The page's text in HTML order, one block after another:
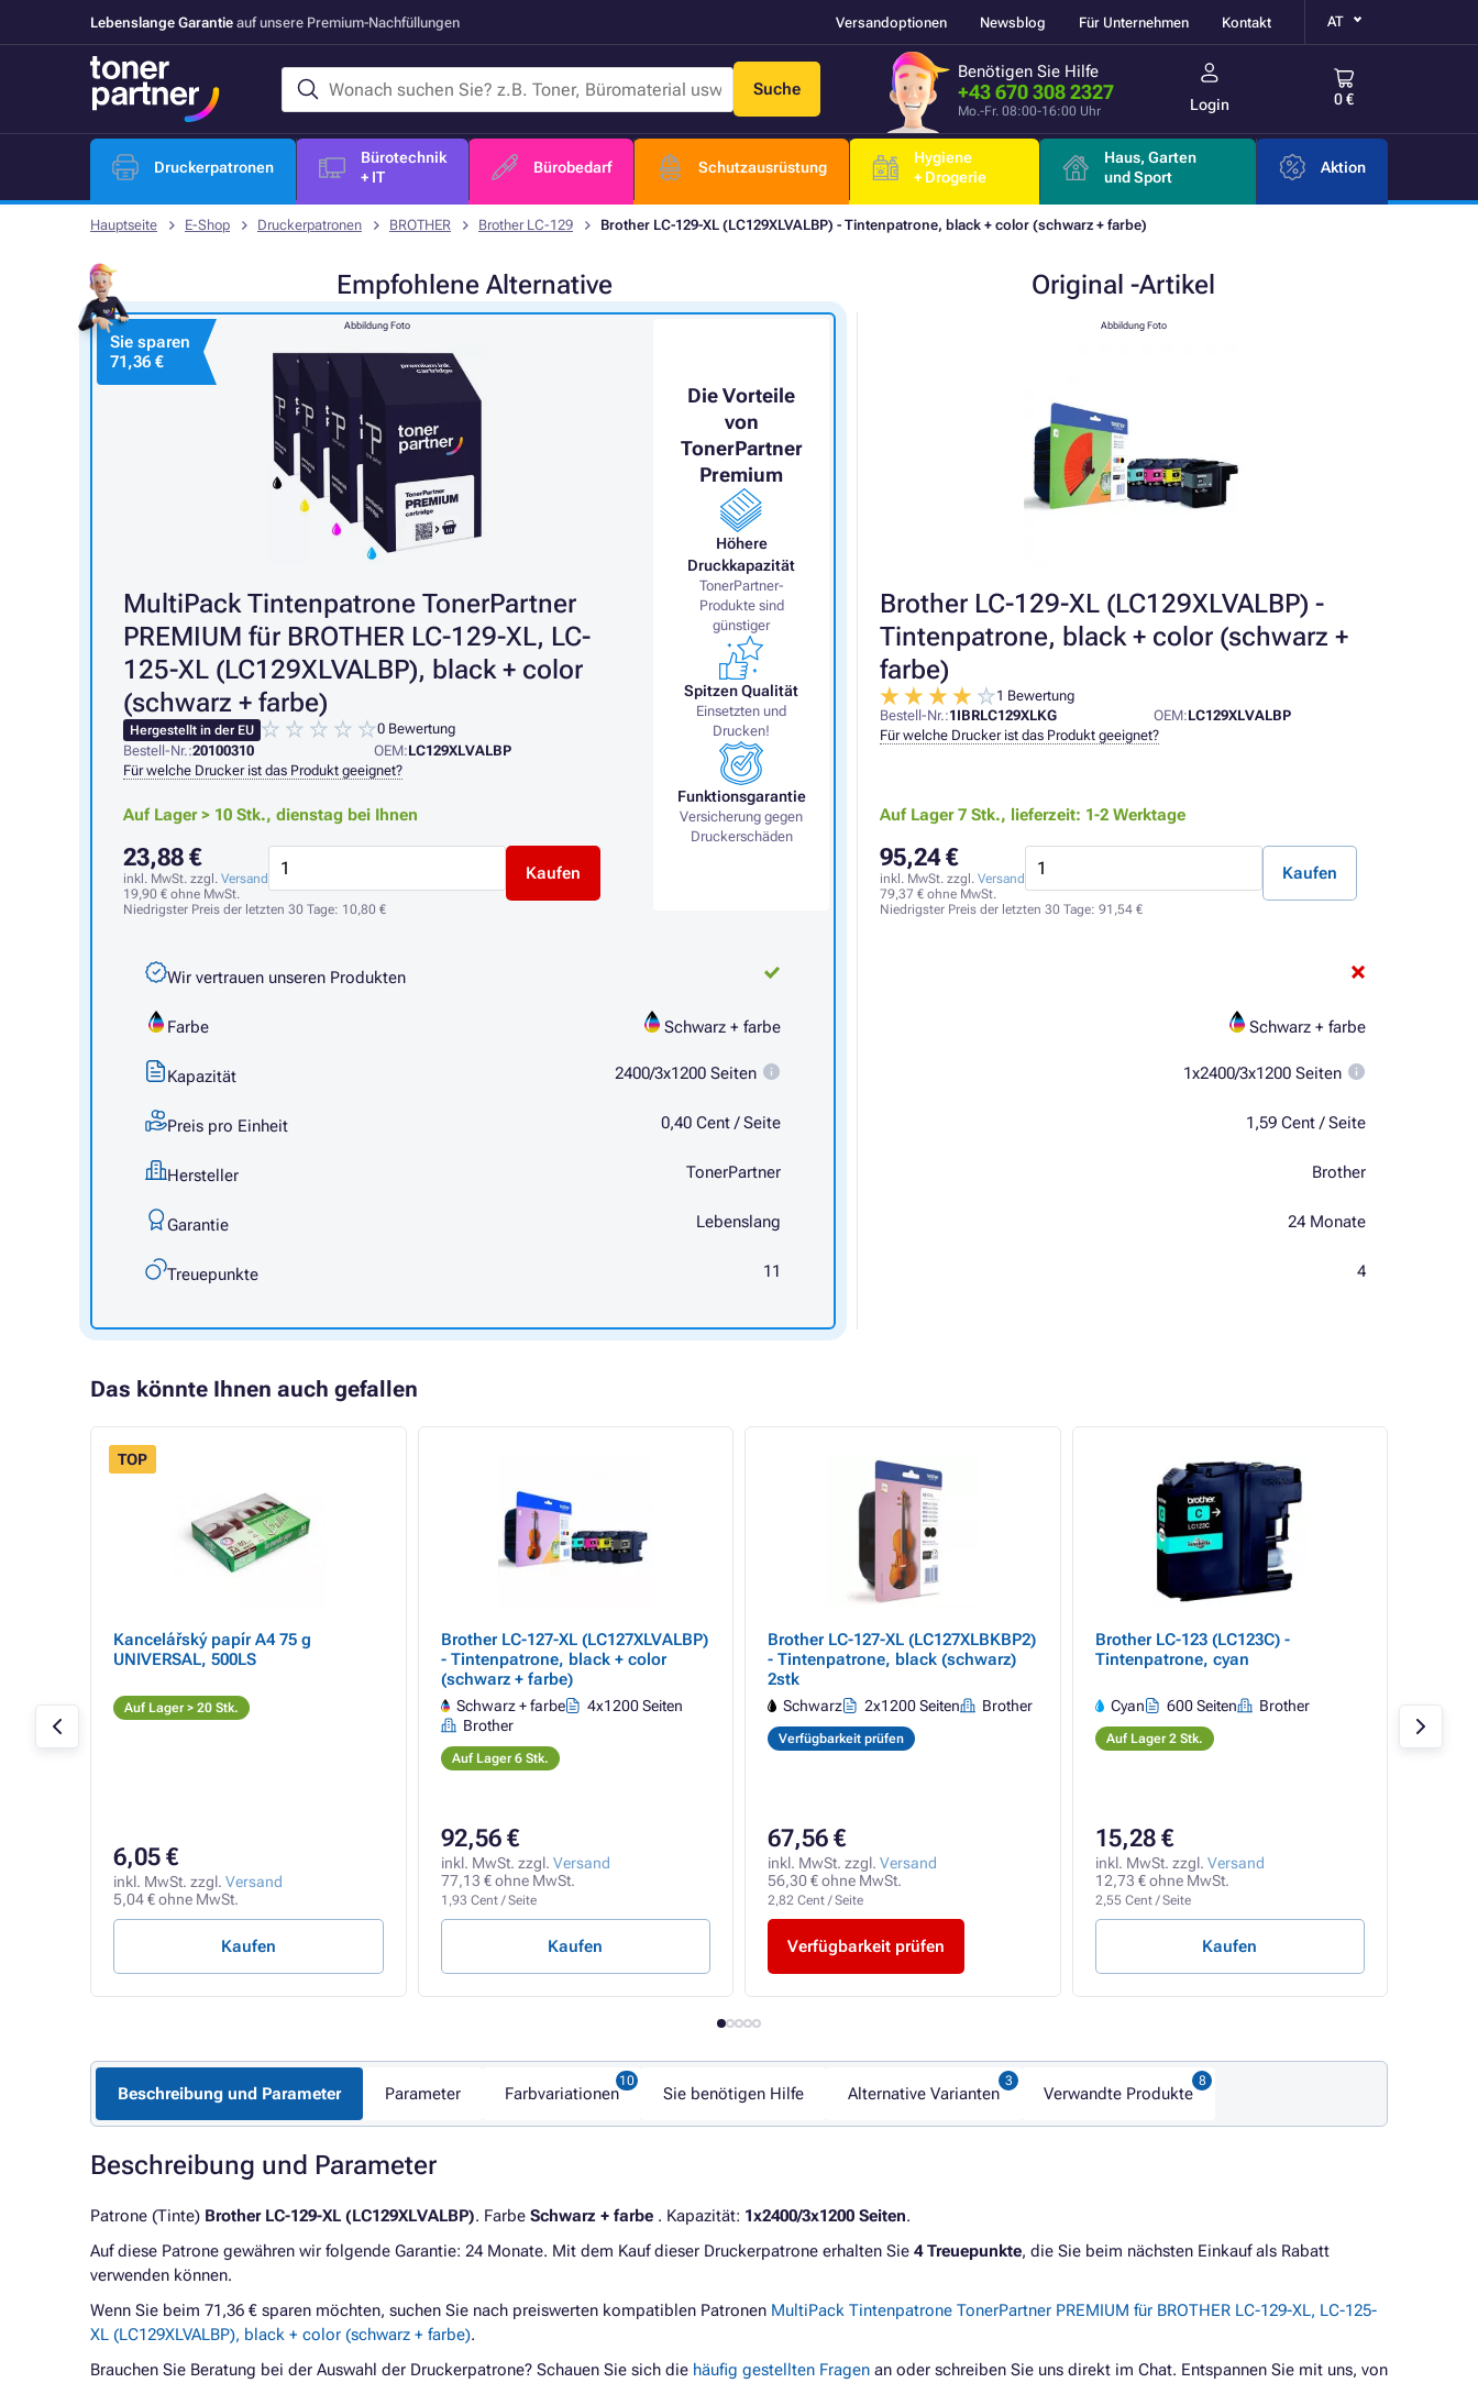
Lebenslange Garantie auf unsere Premium-Nachfüllungen Versandoptionen Newsblog Für Unternehmen Kontakt AT
Suche
Benötigen Sie Hilfe
+43 670 308 2327
Mo.-Fr. 08:00-16:00 Uhr Login 0 €
Druckerpatronen
Bürotechnik
+ IT
Bürobedarf Schutzausrüstung
Hygiene
+ Drogerie
Haus, Garten
und Sport
Aktion
Hauptseite E-Shop Druckerpatronen BROTHER Brother LC-129 Brother LC-129-XL (LC129XLVALBP) - Tintenpatrone, black + color (schwarz + farbe)
Empfohlene Alternative Original -Artikel
Abbildung Foto
Brother LC-129-XL (LC129XLVALBP) -
Tintenpatrone, black + color (schwarz +
farbe)
1 Bewertung
Bestell-Nr.:1IBRLC129XLKG OEM:LC129XLVALBP
Für welche Drucker ist das Produkt geeignet?
Auf Lager 7 Stk., lieferzeit: 1-2 Werktage
95,24 €
inkl. MwSt. zzgl. Versand
79,37 € ohne MwSt.
Kaufen
Niedrigster Preis der letzten 30 Tage: 91,54 €
Schwarz + farbe
1x2400/3x1200 Seiten
1,59 Cent / Seite
Brother
24 Monate
4
Die Vorteile
von
TonerPartner
Premium
Höhere
Druckkapazität
TonerPartner-
Produkte sind
günstiger
Spitzen Qualität
Einsetzten und
Drucken!
Funktionsgarantie
Versicherung gegen
Druckerschäden
Abbildung Foto
Sie sparen
71,36 €
MultiPack Tintenpatrone TonerPartner
PREMIUM für BROTHER LC-129-XL, LC-
125-XL (LC129XLVALBP), black + color
(schwarz + farbe)
Hergestellt in der EU
0 Bewertung
Bestell-Nr.:20100310 OEM:LC129XLVALBP
Für welche Drucker ist das Produkt geeignet?
Auf Lager > 10 Stk., dienstag bei Ihnen
23,88 €
inkl. MwSt. zzgl. Versand
19,90 € ohne MwSt.
Kaufen
Niedrigster Preis der letzten 30 Tage: 10,80 €
Wir vertrauen unseren Produkten
Farbe Schwarz + farbe
Kapazität 2400/3x1200 Seiten
Preis pro Einheit 0,40 Cent / Seite
Hersteller TonerPartner
Garantie Lebenslang
Treuepunkte 11
Das könnte Ihnen auch gefallen
TOP
Kancelářský papír A4 75 g
UNIVERSAL, 500LS
Auf Lager > 20 Stk.
6,05 €
inkl. MwSt. zzgl. Versand
5,04 € ohne MwSt.
Kaufen
Brother LC-127-XL (LC127XLVALBP)
- Tintenpatrone, black + color
(schwarz + farbe)
Schwarz + farbe
4x1200 Seiten
Brother
Auf Lager 6 Stk.
92,56 €
inkl. MwSt. zzgl. Versand
77,13 € ohne MwSt.
1,93 Cent / Seite
Kaufen
Brother LC-127-XL (LC127XLBKBP2)
- Tintenpatrone, black (schwarz)
2stk
Schwarz 2x1200 Seiten Brother
Verfügbarkeit prüfen
67,56 €
inkl. MwSt. zzgl. Versand
56,30 € ohne MwSt.
2,82 Cent / Seite
Verfügbarkeit prüfen
Brother LC-123 (LC123C) -
Tintenpatrone, cyan
Cyan 600 Seiten Brother
Auf Lager 2 Stk.
15,28 €
inkl. MwSt. zzgl. Versand
12,73 € ohne MwSt.
2,55 Cent / Seite
Kaufen
Beschreibung und Parameter Parameter Farbvariationen Sie benötigen Hilfe Alternative Varianten Verwandte Produkte
Beschreibung und Parameter
Patrone (Tinte) Brother LC-129-XL (LC129XLVALBP). Farbe Schwarz + farbe . Kapazität: 1x2400/3x1200 Seiten.
Auf diese Patrone gewähren wir folgende Garantie: 24 Monate. Mit dem Kauf dieser Druckerpatrone erhalten Sie 4 Treuepunkte, die Sie beim nächsten Einkauf als Rabatt
verwenden können.
Wenn Sie beim 71,36 € sparen möchten, suchen Sie nach preiswerten kompatiblen Patronen MultiPack Tintenpatrone TonerPartner PREMIUM für BROTHER LC-129-XL, LC-125-
XL (LC129XLVALBP), black + color (schwarz + farbe).
Brauchen Sie Beratung bei der Auswahl der Druckerpatrone? Schauen Sie sich die häufig gestellten Fragen an oder schreiben Sie uns direkt im Chat. Entspannen Sie mit uns, von